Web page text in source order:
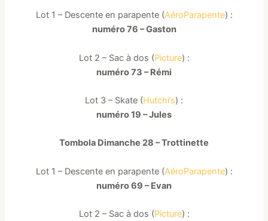
Lot 1 – Descente en parapente (AéroParapente) :
numéro 76 – Gaston
Lot 2 – Sac à dos (Picture) :
numéro 73 – Rémi
Lot 3 – Skate (Hutchi’s) :
numéro 19 – Jules
Tombola Dimanche 28 – Trottinette
Lot 1 – Descente en parapente (AéroParapente) :
numéro 69 – Evan
Lot 2 – Sac à dos (Picture) :